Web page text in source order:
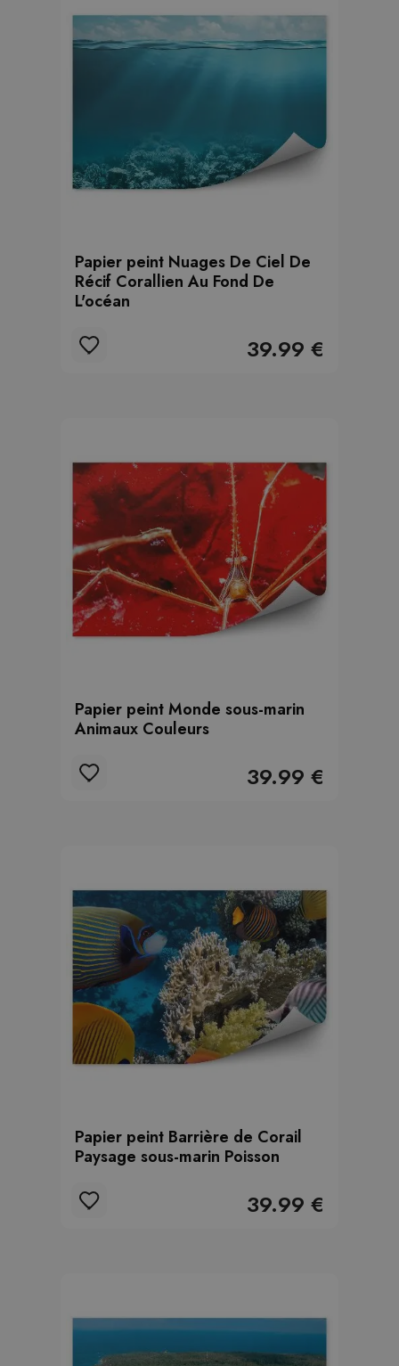
Papier peint Nuages De Ciel De
Récif Corallien Au Fond De
L'océan
39.99 €
Papier peint Monde sous-marin
Animaux Couleurs
39.99 €
Papier peint Barrière de Corail
Paysage sous-marin Poisson
39.99 €